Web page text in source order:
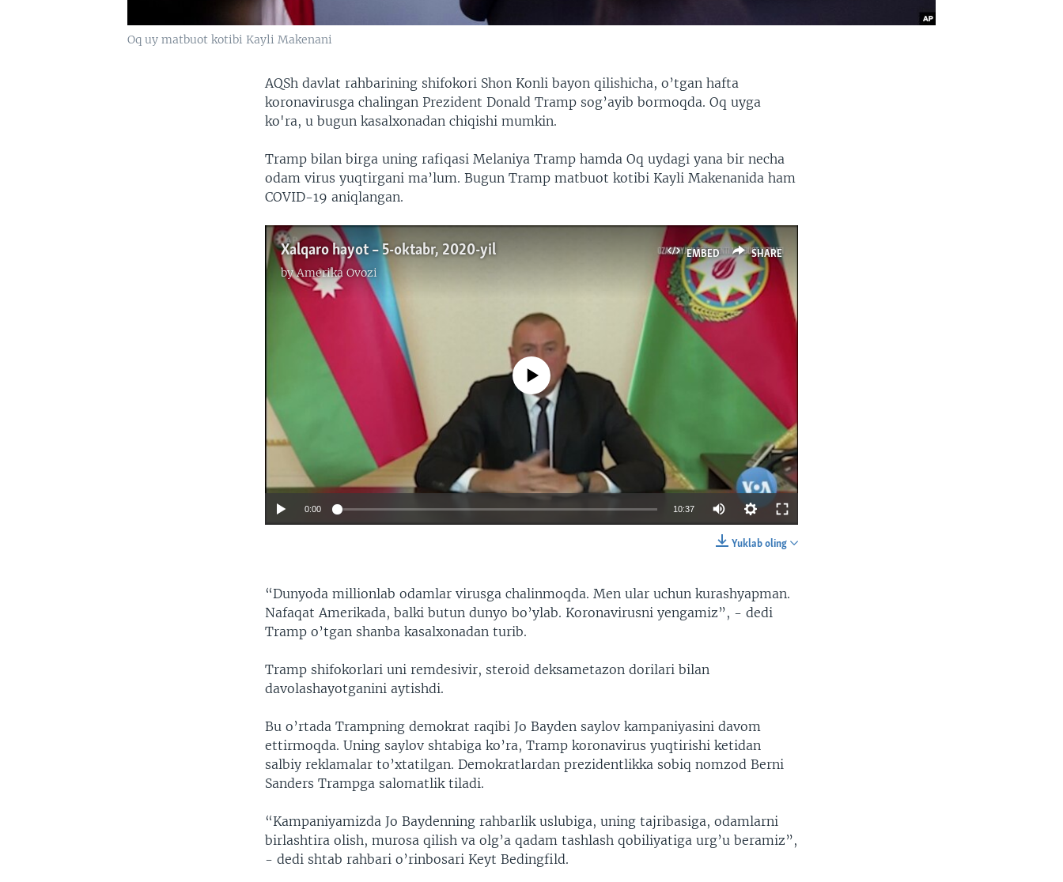
Oq uy matbuot kotibi Kayli Makenani
AQSh davlat rahbarining shifokori Shon Konli bayon qilishicha, o’tgan hafta
koronavirusga chalingan Prezident Donald Tramp sog’ayib bormoqda. Oq uyga
ko'ra, u bugun kasalxonadan chiqishi mumkin.
Tramp bilan birga uning rafiqasi Melaniya Tramp hamda Oq uydagi yana bir necha
odam virus yuqtirgani ma’lum. Bugun Tramp matbuot kotibi Kayli Makenanida ham
COVID-19 aniqlangan.
EMBED SHARE
Xalqaro hayot – 5-oktabr, 2020-yil
byAmerika Ovozi
No media source currently available
0:00 10:37
Yuklab oling
“Dunyoda millionlab odamlar virusga chalinmoqda. Men ular uchun kurashyapman.
Nafaqat Amerikada, balki butun dunyo bo’ylab. Koronavirusni yengamiz”, - dedi
Tramp o’tgan shanba kasalxonadan turib.
Tramp shifokorlari uni remdesivir, steroid deksametazon dorilari bilan
davolashayotganini aytishdi.
Bu o’rtada Trampning demokrat raqibi Jo Bayden saylov kampaniyasini davom
ettirmoqda. Uning saylov shtabiga ko’ra, Tramp koronavirus yuqtirishi ketidan
salbiy reklamalar to’xtatilgan. Demokratlardan prezidentlikka sobiq nomzod Berni
Sanders Trampga salomatlik tiladi.
“Kampaniyamizda Jo Baydenning rahbarlik uslubiga, uning tajribasiga, odamlarni
birlashtira olish, murosa qilish va olg’a qadam tashlash qobiliyatiga urg’u beramiz”,
- dedi shtab rahbari o’rinbosari Keyt Bedingfild.